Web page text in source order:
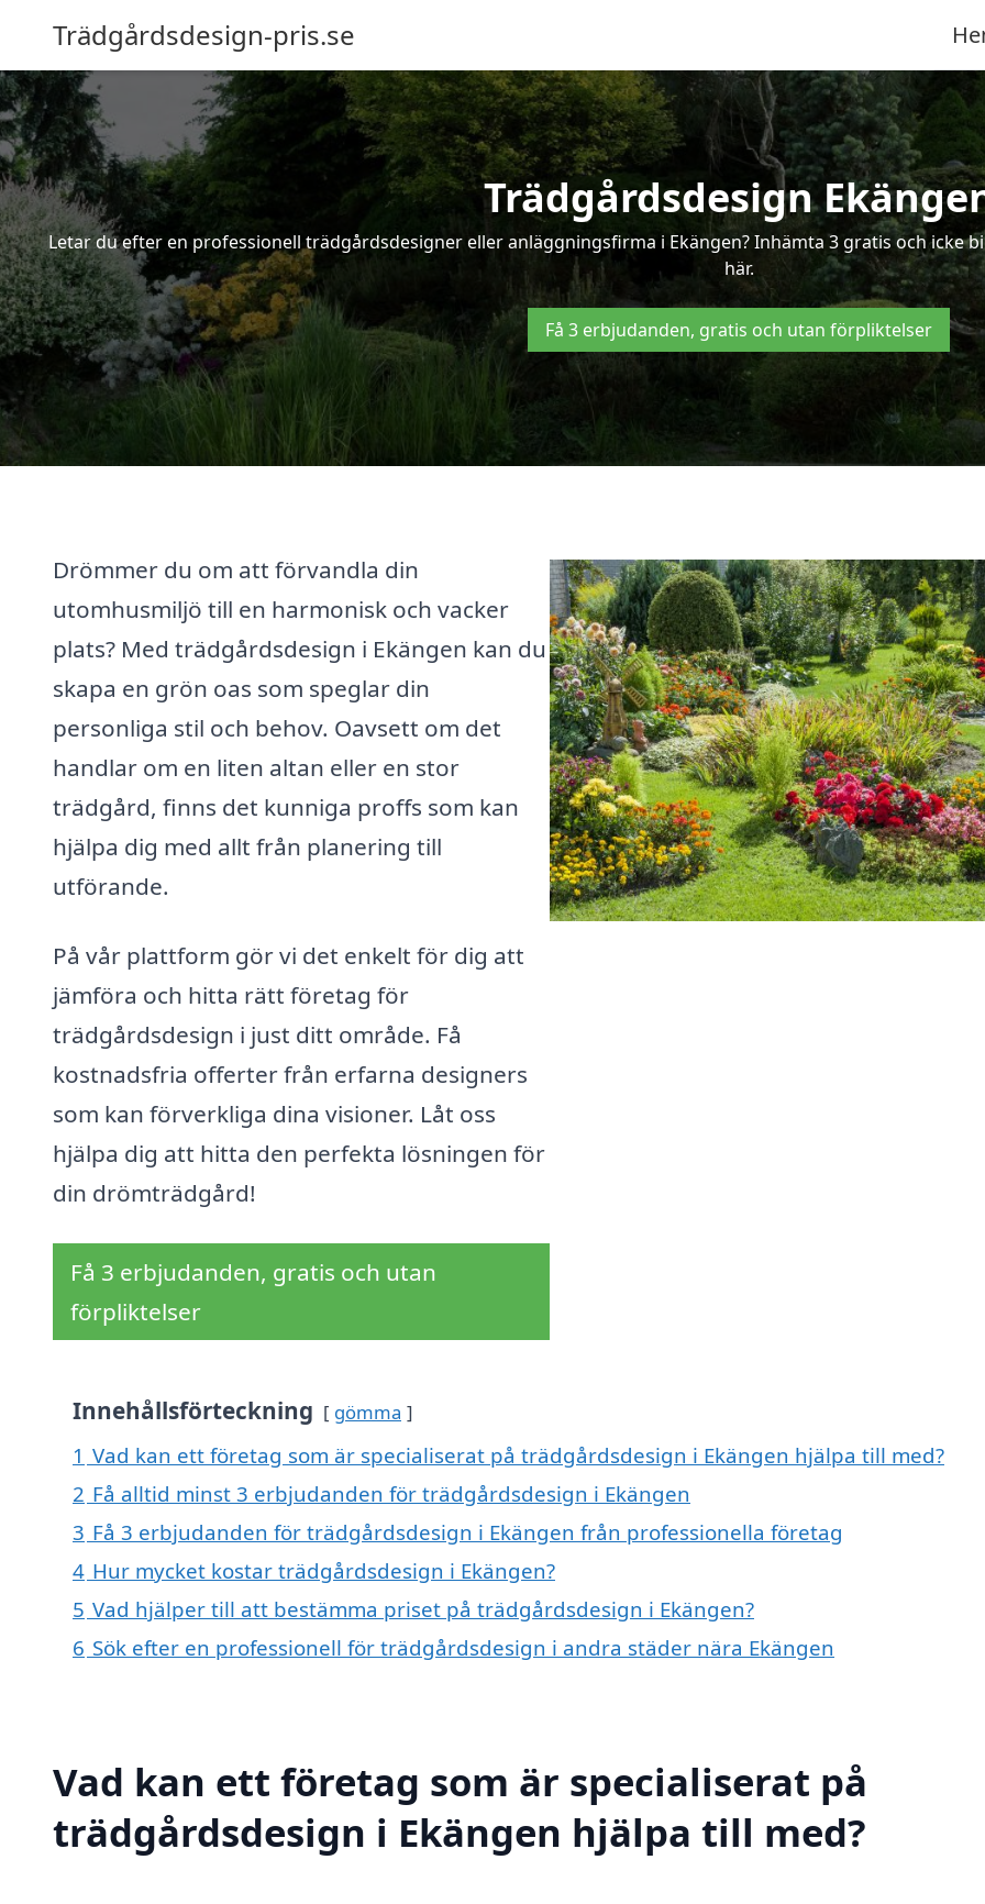
Trädgårdsdesign-pris.se
Trädgårdsdesign
Letar du efter en professionell trädgårdsdesigner eller anläggningsfirma i Ekängen? Inhämta 3 gratis och icke
här.
Få 3 erbjudanden, gratis och utan förpliktelser
Drömmer du om att förvandla din
utomhusmiljö till en harmonisk och vacker
plats? Med trädgårdsdesign i Ekängen kan du
skapa en grön oas som speglar din
personliga stil och behov. Oavsett om det
handlar om en liten altan eller en stor
trädgård, finns det kunniga proffs som kan
hjälpa dig med allt från planering till
utförande.
På vår plattform gör vi det enkelt för dig att
jämföra och hitta rätt företag för
trädgårdsdesign i just ditt område. Få
kostnadsfria offerter från erfarna designers
som kan förverkliga dina visioner. Låt oss
hjälpa dig att hitta den perfekta lösningen för
din drömträdgård!
Få 3 erbjudanden, gratis och utan
förpliktelser
Innehållsförteckning gömma
1 Vad kan ett företag som är specialiserat på trädgårdsdesign i Ekängen hjälpa till med?
2 Få alltid minst 3 erbjudanden för trädgårdsdesign i Ekängen
3 Få 3 erbjudanden för trädgårdsdesign i Ekängen från professionella företag
4 Hur mycket kostar trädgårdsdesign i Ekängen?
5 Vad hjälper till att bestämma priset på trädgårdsdesign i Ekängen?
6 Sök efter en professionell för trädgårdsdesign i andra städer nära Ekängen
Vad kan ett företag som är specialiserat på
trädgårdsdesign i Ekängen hjälpa till med?